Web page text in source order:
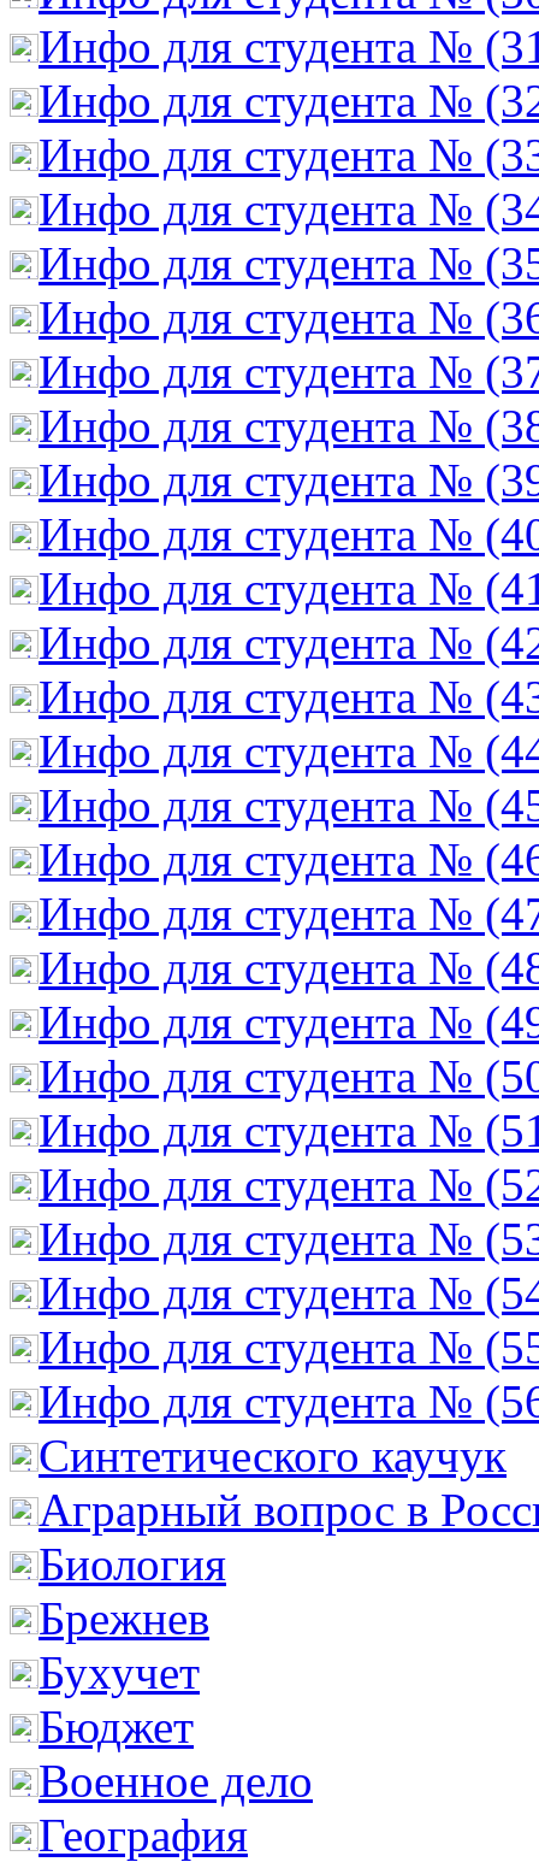
Инфо для студента №
Инфо для студента №
Инфо для студента №
Инфо для студента №
Инфо для студента №
Инфо для студента №
Инфо для студента №
Инфо для студента №
Инфо для студента №
Инфо для студента №
Инфо для студента №
Инфо для студента №
Инфо для студента №
Инфо для студента №
Инфо для студента №
Инфо для студента №
Инфо для студента №
Инфо для студента №
Инфо для студента №
Инфо для студента №
Инфо для студента №
Инфо для студента №
Инфо для студента №
Инфо для студента №
Инфо для студента №
Инфо для студента №
Cинтетического каучук
Аграрный вопрос в
Биология
Брежнев
Бухучет
Бюджет
Военное дело
География